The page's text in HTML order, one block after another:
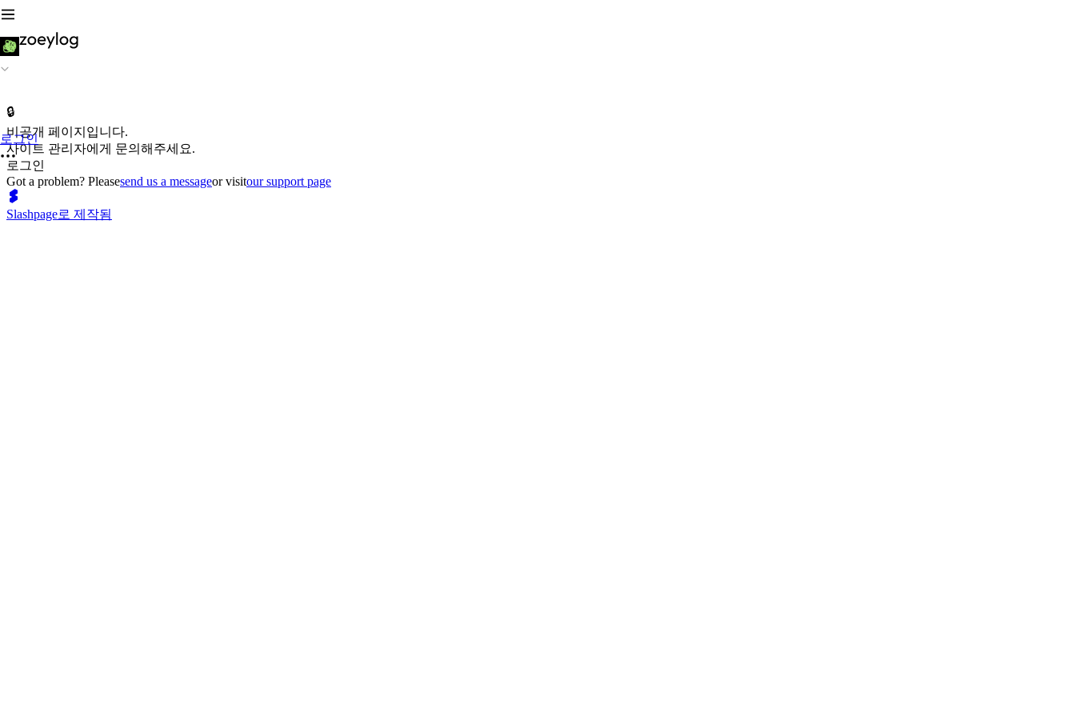
로그인
🔒
비공개 페이지입니다.
사이트 관리자에게 문의해주세요.
로그인
Got a problem? Pleasesend us a messageor visitour support page
Slashpage로 제작됨